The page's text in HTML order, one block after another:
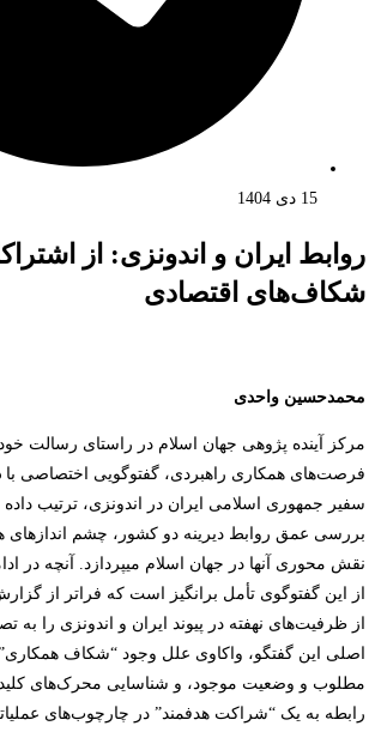
15 دی 1404
روابط ایران و اندونزی: از
شکاف‌های اقتصادی
محمدحسین واحدی
مرکز آینده پژوهی جهان اسلام در راستای رسالت
فرصت‌های همکاری راهبردی، گفتوگویی اختصاصی با
سفیر جمهوری اسلامی ایران در اندونزی، ترتیب
بررسی عمق روابط دیرینه دو کشور، چشم اندازهای
نقش محوری آنها در جهان اسلام میپردازد. آنچه در
از این گفتوگوی تأمل برانگیز است که فراتر از
از ظرفیت‌های نهفته در پیوند ایران و اندونزی را
اصلی این گفتگو، واکاوی علل وجود “شکاف
مطلوب و وضعیت موجود، و شناسایی محرک‌های
رابطه به یک “شراکت هدفمند” در چارچوب‌های